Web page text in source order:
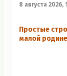
8 августа 2026,
Простые
малой родине